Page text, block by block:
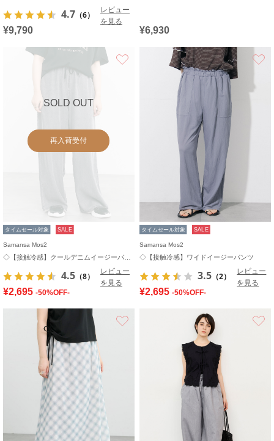
4.7 （6）
レビュー
を見る
¥9,790
¥6,930
SOLD OUT
再入荷受付
タイムセール対象 SALE
Samansa Mos2
4.5 （8）
レビュー
を見る
¥2,695 -50%OFF-
タイムセール対象 SALE
Samansa Mos2
◇【接触冷感】ワイドイージーパンツ
3.5 （2）
レビュー
を見る
¥2,695 -50%OFF-